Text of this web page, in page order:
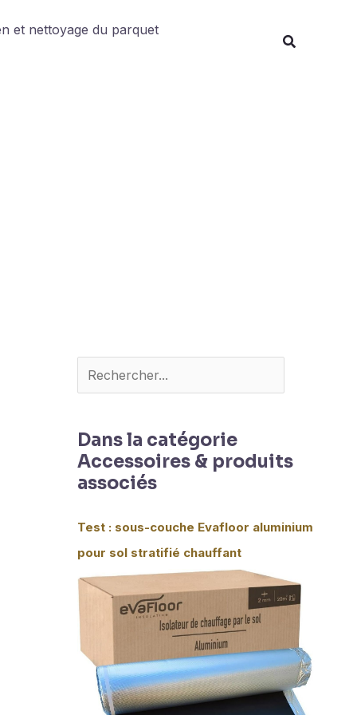
et nettoyage du parquet
Dans la catégorie
Accessoires & produits
associés
Test : sous-couche Evafloor aluminium
pour sol stratifié chauffant